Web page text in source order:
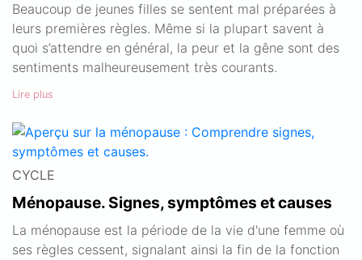
Beaucoup de jeunes filles se sentent mal préparées à
leurs premières règles. Même si la plupart savent à
quoi s’attendre en général, la peur et la gêne sont des
sentiments malheureusement très courants.
Lire plus
CYCLE
Ménopause. Signes, symptômes et causes
La ménopause est la période de la vie d'une femme où
ses règles cessent, signalant ainsi la fin de la fonction